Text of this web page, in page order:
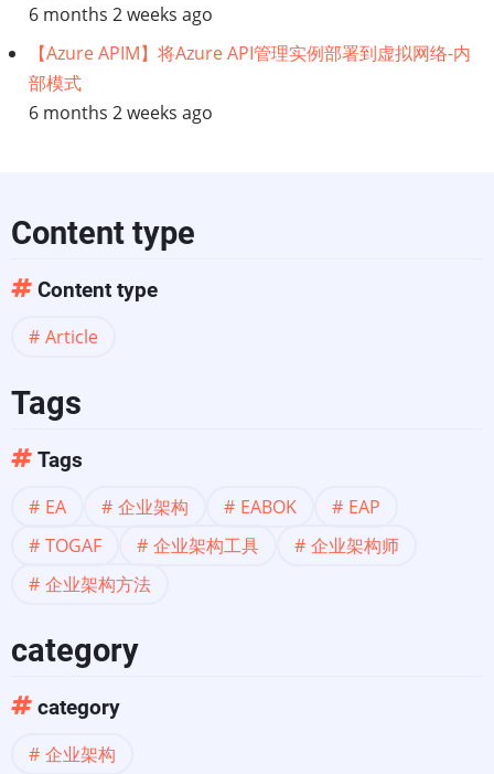
6 months 2 weeks ago
【Azure APIM】将Azure API管理实例部署到虚拟网络-内
部模式
6 months 2 weeks ago
Content type
Content type
Article
Tags
Tags
EA 企业架构 EABOK
EAP
TOGAF
企业架构工具
企业架构师
企业架构方法
category
category
企业架构